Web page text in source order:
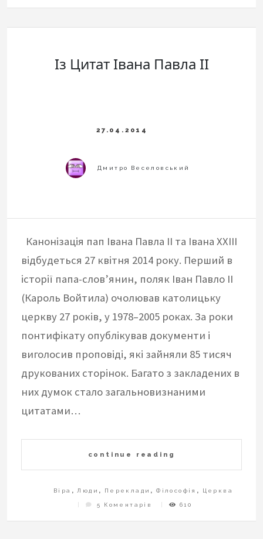
Із Цитат Івана Павла ІІ
Канонізація пап Івана Павла II та Івана XXIII
відбудеться 27 квітня 2014 року. Перший в
історії папа-слов’янин, поляк Іван Павло II
(Кароль Войтила) очолював католицьку
церкву 27 років, у 1978–2005 роках. За роки
понтифікату опублікував документи і
виголосив проповіді, які зайняли 85 тисяч
друкованих сторінок. Багато з закладених в
них думок стало загальновизнаними
цитатами…
continue reading
Віра ,Люди , Переклади ,Філософія , Церква
5 Коментарів
Івана
610